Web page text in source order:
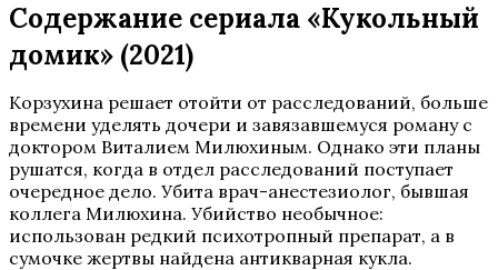
Содержание сериала «Кукольный
домик» (2021)
Корзухина решает отойти от расследований, больше
времени уделять дочери и завязавшемуся роману с
доктором Виталием Милюхиным. Однако эти планы
рушатся, когда в отдел расследований поступает
очередное дело. Убита врач-анестезиолог, бывшая
коллега Милюхина. Убийство необычное:
использован редкий психотропный препарат, а в
сумочке жертвы найдена антикварная кукла.